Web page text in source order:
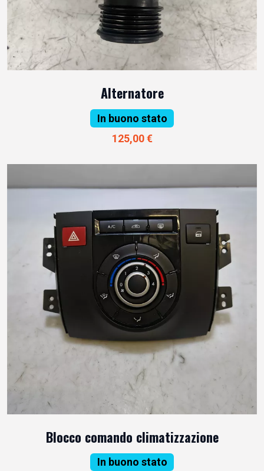
Alternatore
In buono stato
125,00 €
Blocco comando climatizzazione
In buono stato